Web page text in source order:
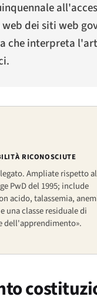
dei siti web
che interpreta
RICONOSCIUTE
Ampliate rispetto
PwD del 1995; include
acido, talassemia,
una classe residuale di
dell'apprendimento».